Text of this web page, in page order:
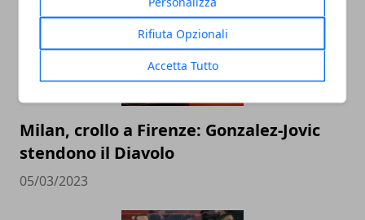
Rifiuta Opzionali
Accetta Tutto
Milan, crollo a Firenze: Gonzalez-Jovic
stendono il Diavolo
05/03/2023